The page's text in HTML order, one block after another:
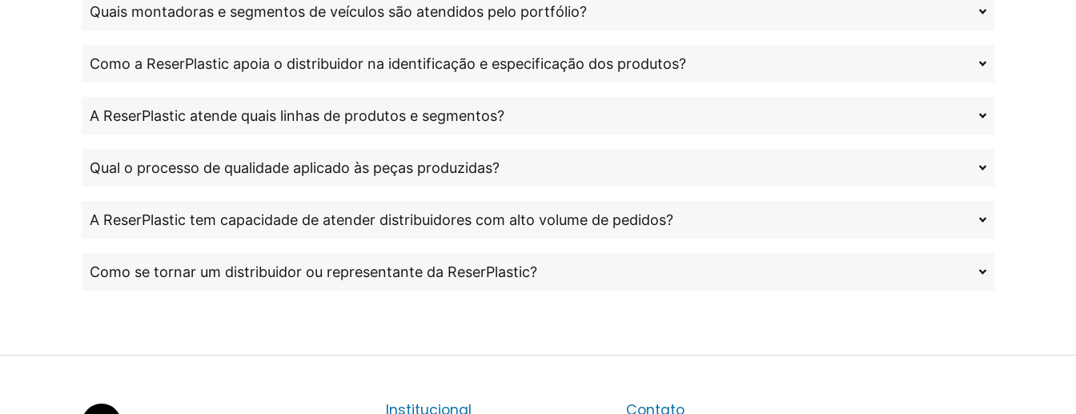
Quais montadoras e segmentos de veículos são atendidos pelo portfólio?
Como a ReserPlastic apoia o distribuidor na identificação e especificação dos produtos?
A ReserPlastic atende quais linhas de produtos e segmentos?
Qual o processo de qualidade aplicado às peças produzidas?
A ReserPlastic tem capacidade de atender distribuidores com alto volume de pedidos?
Como se tornar um distribuidor ou representante da ReserPlastic?
Institucional Contato